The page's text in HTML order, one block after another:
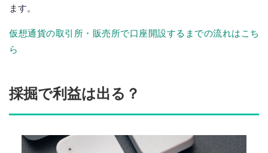
ます。
仮想通貨の取引所・販売所で口座開設するまでの流れはこち
ら
採掘で利益は出る？